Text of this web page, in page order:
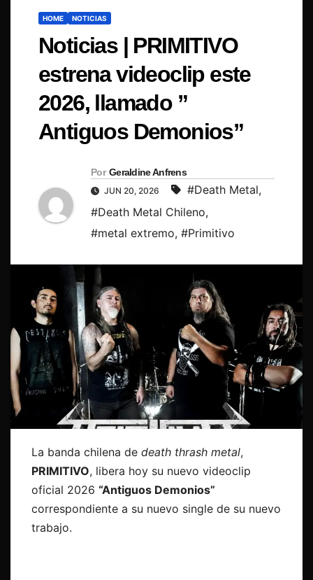
HOME NOTICIAS
Noticias | PRIMITIVO
estrena videoclip este
2026, llamado ”
Antiguos Demonios”
Por Geraldine Anfrens
JUN 20, 2026 #Death Metal,
#Death Metal Chileno,
#metal extremo, #Primitivo
La banda chilena de death thrash metal,
PRIMITIVO, libera hoy su nuevo videoclip
oficial 2026 “Antiguos Demonios”
correspondiente a su nuevo single de su nuevo
trabajo.